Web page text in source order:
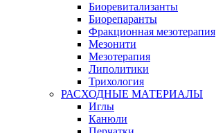
Биоревитализанты
Биорепаранты
Фракционная мезотерапия
Мезонити
Мезотерапия
Липолитики
Трихология
РАСХОДНЫЕ МАТЕРИАЛЫ
Иглы
Канюли